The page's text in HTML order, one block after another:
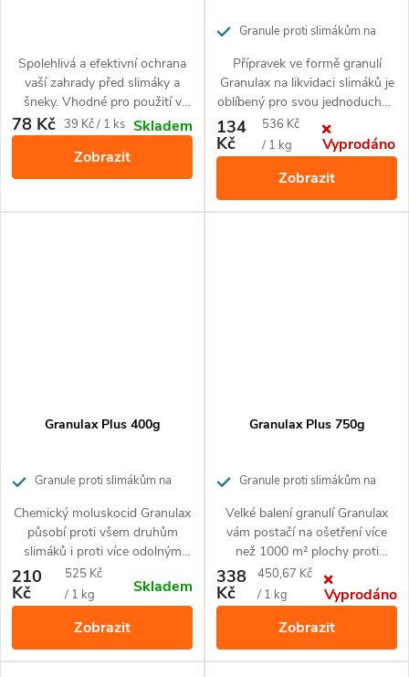
Spolehlivá a efektivní ochrana
vaší zahrady před slimáky a
šneky. Vhodné pro použití v
ekologickém zemědělství. Balení
obsahuje 2 pasti.
78 Kč Měrná
39 Kč / 1 ks Skladem
Zobrazit
Granule proti slimákům na
Přípravek ve formě granulí
Granulax na likvidaci slimáků je
oblíbený pro svou jednoduchou
aplikaci a vysokou účinnost
proti slimákům, plzákům a
dalším škodlivýmplžům. Balení
250 g vystačí na ošetření
přibližně 350 m². dobrá
odolnost proti vlhkosti
134
Kč
Měrná
cena:
536 Kč
/ 1 kg
Vyprodáno
Zobrazit
Granulax Plus 400g
Granule proti slimákům na
Chemický moluskocid Granulax
působí proti všem druhům
slimáků i proti více odolným
plzákům. Granule vysoce
odolné proti vlhkosti se snadno
aplikují rozhozem bez nutnosti
dalších kroků. Přípravek má
téměř okamžitý likvidační efekt
po kontaktu či pozření
210
Kč
Měrná
cena:
525 Kč
/ 1 kg
Skladem
Zobrazit
Granulax Plus 750g
Granule proti slimákům na
Velké balení granulí Granulax
vám postačí na ošetření více
než 1000 m² plochy proti
slimákům i odolnějším plzákům.
Přípravek vydrží nerozložený a
to i za deštivého počasí po
opravdu dlouhou dobu. Na plže
působí při kontaktu a při
pozření.
338
Kč
Měrná
cena:
450,67 Kč
/ 1 kg
Vyprodáno
Zobrazit